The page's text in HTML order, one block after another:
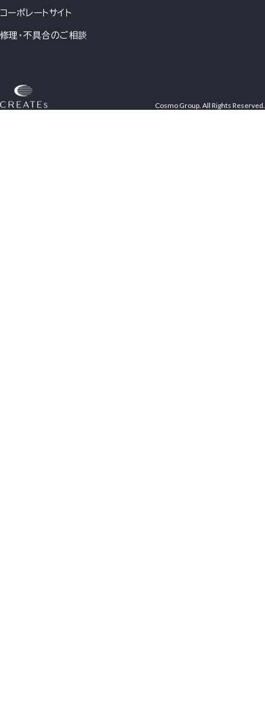
コーポレートサイト
修理・不具合のご相談
Cosmo Group. All Rights Reserved.